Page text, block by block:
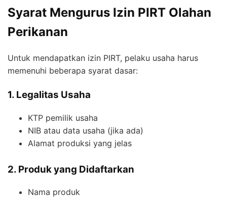
Syarat Mengurus Izin PIRT Olahan
Perikanan
Untuk mendapatkan izin PIRT, pelaku usaha harus
memenuhi beberapa syarat dasar:
1. Legalitas Usaha
KTP pemilik usaha
NIB atau data usaha (jika ada)
Alamat produksi yang jelas
2. Produk yang Didaftarkan
Nama produk